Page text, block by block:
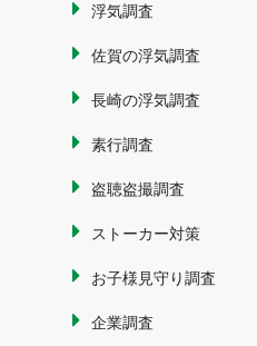
浮気調査
佐賀の浮気調査
長崎の浮気調査
素行調査
盗聴盗撮調査
ストーカー対策
お子様見守り調査
企業調査